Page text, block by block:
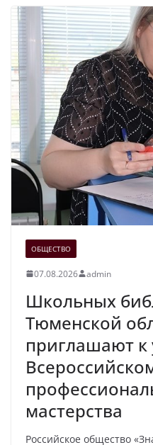
ОБЩЕСТВО
07.08.2026 admin
Школьных
Тюменской
приглашают к
мастерства
Российское общество